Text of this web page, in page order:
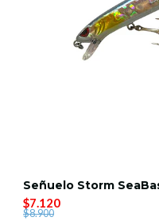
Señuelo Storm
$7.120
$8.900